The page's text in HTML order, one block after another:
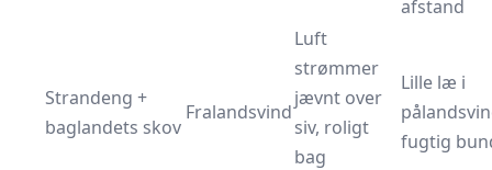
afstand
Strandeng +
baglandets skov
Fralandsvind
Luft
strømmer
jævnt over
siv, roligt
bag
Lille læ i
fugtig